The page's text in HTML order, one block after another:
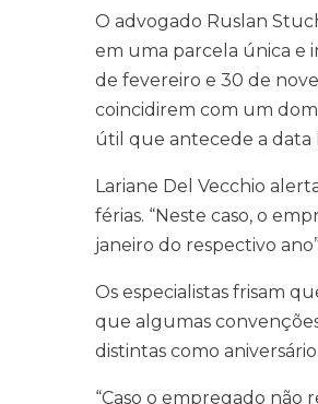
O advogado Ruslan
em uma parcela única e
de fevereiro e 30 de
coincidirem com um
útil que antecede a data
Lariane Del Vecchio
férias. “Neste caso, o
janeiro do respectivo
Os especialistas frisam
que algumas
distintas como
“Caso o empregado não